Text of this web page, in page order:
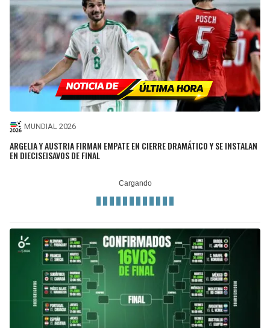
MUNDIAL 2026
ARGELIA Y AUSTRIA FIRMAN EMPATE EN CIERRE DRAMÁTICO Y SE INSTALAN
EN DIECISEISAVOS DE FINAL